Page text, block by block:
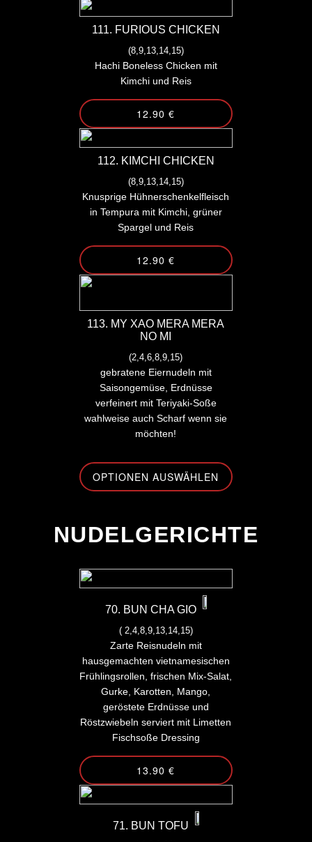
111. FURIOUS CHICKEN
(8,9,13,14,15)
Hachi Boneless Chicken mit
Kimchi und Reis
12.90 €
112. KIMCHI CHICKEN
(8,9,13,14,15)
Knusprige Hühnerschenkelfleisch
in Tempura mit Kimchi, grüner
Spargel und Reis
12.90 €
113. MY XAO MERA MERA
NO MI
(2,4,6,8,9,15)
gebratene Eiernudeln mit
Saisongemüse, Erdnüsse
verfeinert mit Teriyaki-Soße
wahlweise auch Scharf wenn sie
möchten!
OPTIONEN AUSWÄHLEN
NUDELGERICHTE
70. BUN CHA GIO
( 2,4,8,9,13,14,15)
Zarte Reisnudeln mit
hausgemachten vietnamesischen
Frühlingsrollen, frischen Mix-Salat,
Gurke, Karotten, Mango,
geröstete Erdnüsse und
Röstzwiebeln serviert mit Limetten
Fischsoße Dressing
13.90 €
71. BUN TOFU